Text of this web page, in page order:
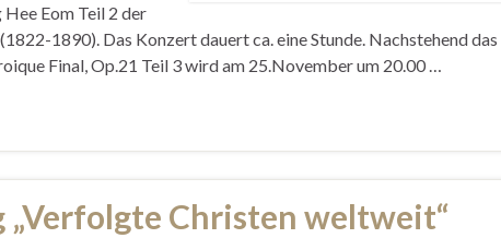
Eom Teil 2 der
1890). Das Konzert dauert ca. eine Stunde. Nachstehend das
Final, Op.21 Teil 3 wird am 25.November um 20.00 …
„Verfolgte Christen weltweit“